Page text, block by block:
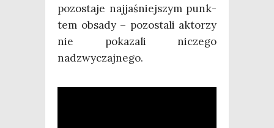
pozo­sta­je naj­ja­śniej­szym punk­
tem obsa­dy – pozo­sta­li akto­rzy
nie poka­za­li nicze­go
nadzwyczajnego.